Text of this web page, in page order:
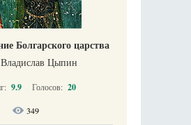
Болгарского царства
Цыпин
9.9 Голосов: 20
349